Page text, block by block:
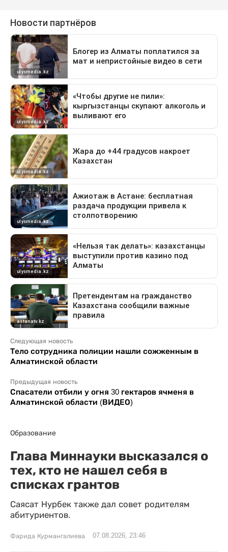
Следующая новость
Тело сотрудника полиции нашли сожженным в
Алматинской области
Предыдущая новость
Спасатели отбили у огня 30 гектаров ячменя в
Алматинской области (ВИДЕО)
Образование
Глава Миннауки высказался о
тех, кто не нашел себя в
списках грантов
Саясат Нурбек также дал совет родителям
абитуриентов.
Фарида Курмангалиева 07.08.2026, 23:46